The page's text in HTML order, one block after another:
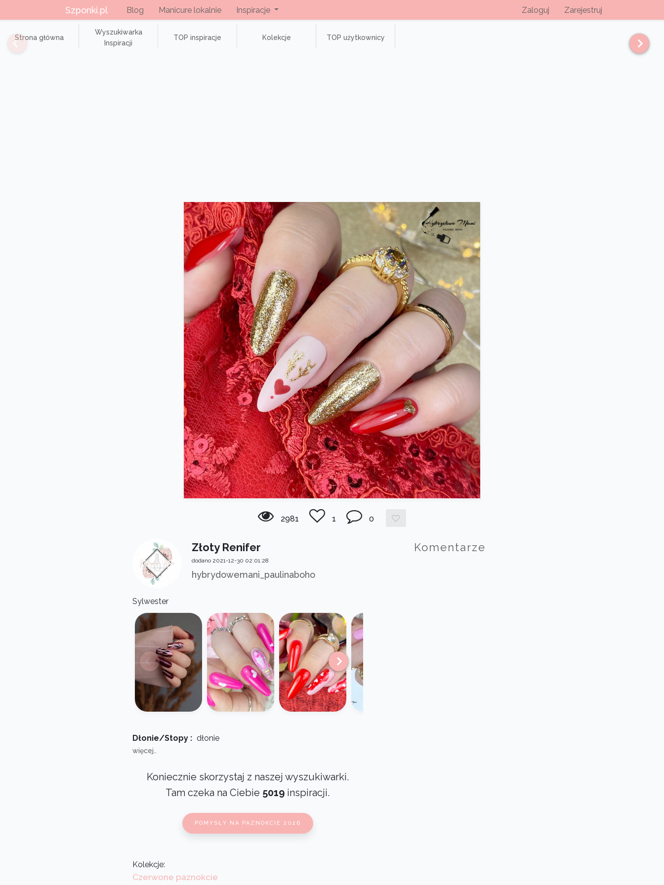
Szponki.pl Blog Manicure lokalnie Inspiracje Zaloguj Zarejestruj
Strona główna
Wyszukiwarka
Inspiracji
TOP inspiracje Kolekcje TOP użytkownicy
2981 1 0
Złoty Renifer
dodano 2021-12-30 02:01:28
hybrydowemani_paulinaboho
Sylwester
Dłonie/Stopy : dłonie
więcej..
Koniecznie skorzystaj z naszej wyszukiwarki.
Tam czeka na Ciebie 5019 inspiracji.
POMYSŁY NA PAZNOKCIE 2026
Kolekcje:
Czerwone paznokcie
Komentarze